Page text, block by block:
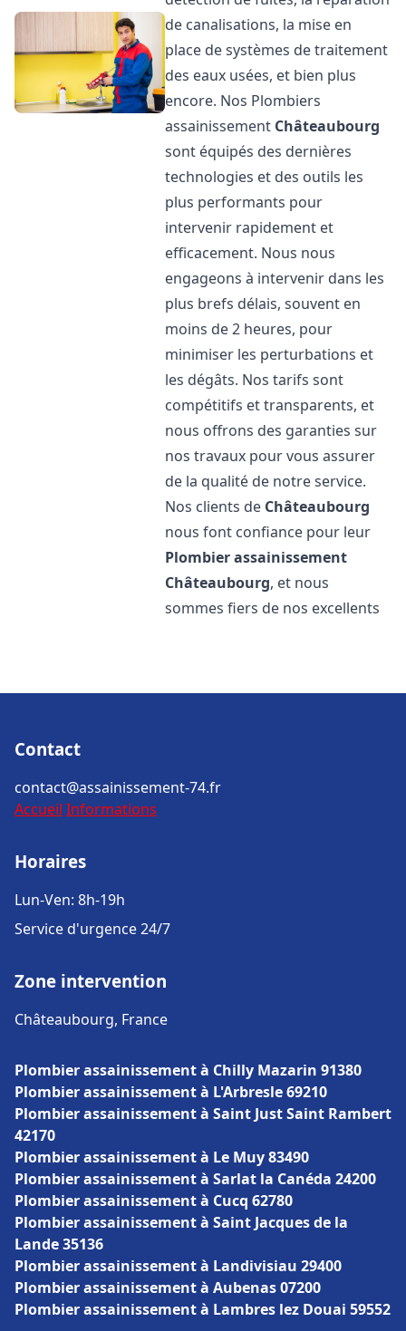
de canalisations, la mise en
place de systèmes de traitement
des eaux usées, et bien plus
encore. Nos Plombiers
assainissement Châteaubourg
sont équipés des dernières
technologies et des outils les
plus performants pour
intervenir rapidement et
efficacement. Nous nous
engageons à intervenir dans les
plus brefs délais, souvent en
moins de 2 heures, pour
minimiser les perturbations et
les dégâts. Nos tarifs sont
compétitifs et transparents, et
nous offrons des garanties sur
nos travaux pour vous assurer
de la qualité de notre service.
Nos clients de Châteaubourg
nous font confiance pour leur
Plombier assainissement
Châteaubourg, et nous
sommes fiers de nos excellents
Contact
contact@assainissement-74.fr
Accueil Informations
Horaires
Lun-Ven: 8h-19h
Service d'urgence 24/7
Zone intervention
Châteaubourg, France
Plombier assainissement à Chilly Mazarin 91380
Plombier assainissement à L'Arbresle 69210
Plombier assainissement à Saint Just Saint Rambert
42170
Plombier assainissement à Le Muy 83490
Plombier assainissement à Sarlat la Canéda 24200
Plombier assainissement à Cucq 62780
Plombier assainissement à Saint Jacques de la
Lande 35136
Plombier assainissement à Landivisiau 29400
Plombier assainissement à Aubenas 07200
Plombier assainissement à Lambres lez Douai 59552